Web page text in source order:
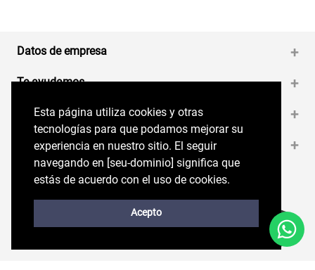
Esta página utiliza cookies y otras
tecnologías para que podamos mejorar su
experiencia en nuestro sitio. El seguir
navegando en perryellis.cl significa que estás
de acuerdo con el uso de cookies.
Acepto
Esta página utiliza cookies y otras
tecnologías para que podamos mejorar su
experiencia en nuestro sitio. El seguir
navegando en [seu-dominio] significa que
estás de acuerdo con el uso de cookies.
Acepto
Datos de empresa +
Te ayudamos +
Medios de pago +
Contáctanos +
Síguenos en nuestras RRSS
Trabaja con Nosotros